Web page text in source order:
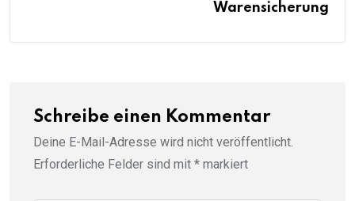
Warensicherung
Schreibe einen Kommentar
Deine E-Mail-Adresse wird nicht veröffentlicht.
Erforderliche Felder sind mit * markiert